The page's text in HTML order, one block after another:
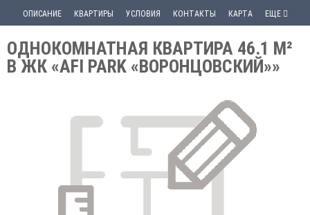
ОПИСАНИЕ КВАРТИРЫ УСЛОВИЯ КОНТАКТЫ КАРТА ЕЩЕ
ОДНОКОМНАТНАЯ КВАРТИРА 46.1 М²
В ЖК «AFI PARK «ВОРОНЦОВСКИЙ»»